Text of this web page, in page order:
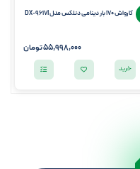
کارواش 170 بار دینامی دنلکس مدل DX-9617I
55,998,000تومان
خرید